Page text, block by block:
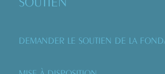
DEMANDER LE SOUTIEN DE LA